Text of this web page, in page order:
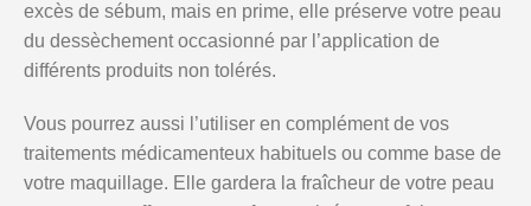
excès de sébum, mais en prime, elle préserve votre peau
du dessèchement occasionné par l’application de
différents produits non tolérés.
Vous pourrez aussi l’utiliser en complément de vos
traitements médicamenteux habituels ou comme base de
votre maquillage. Elle gardera la fraîcheur de votre peau